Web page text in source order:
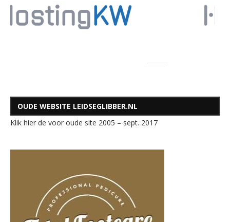
OUDE WEBSITE LEIDSEGLIBBER.NL
Klik hier de voor oude site 2005 – sept. 2017